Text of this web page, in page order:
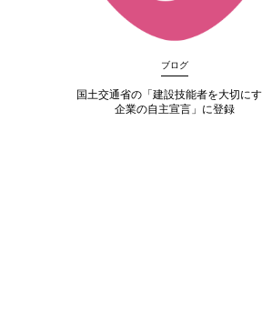
ブログ
国土交通省の「建設技能者を大切に
企業の自主宣言」に登録